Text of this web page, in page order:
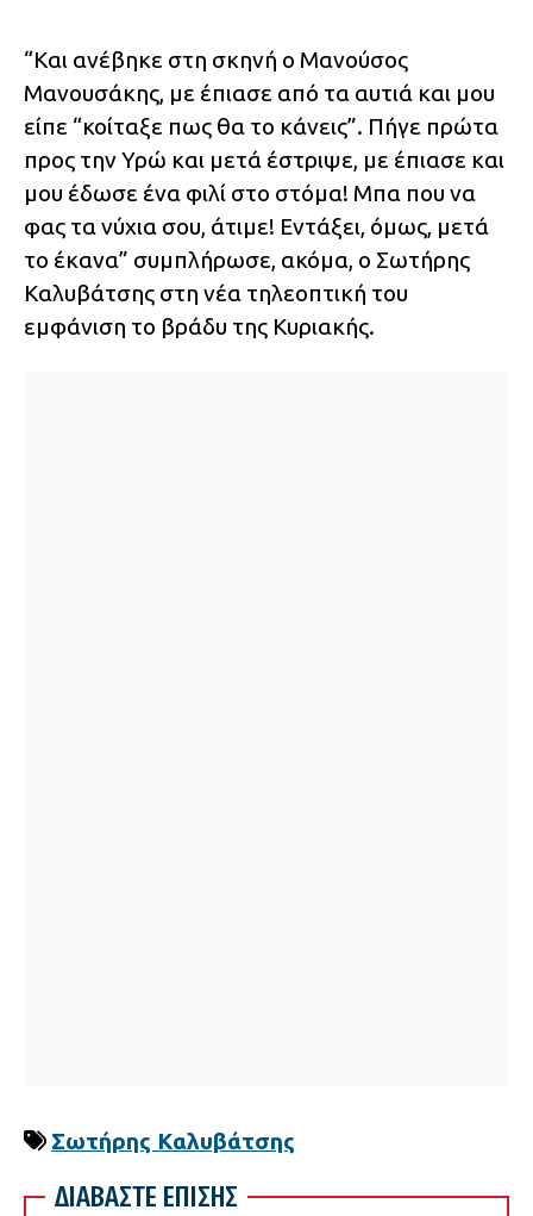
“Και ανέβηκε στη σκηνή ο Μανούσος
Μανουσάκης, με έπιασε από τα αυτιά και μου
είπε “κοίταξε πως θα το κάνεις”. Πήγε πρώτα
προς την Υρώ και μετά έστριψε, με έπιασε και
μου έδωσε ένα φιλί στο στόμα! Μπα που να
φας τα νύχια σου, άτιμε! Εντάξει, όμως, μετά
το έκανα” συμπλήρωσε, ακόμα, ο Σωτήρης
Καλυβάτσης στη νέα τηλεοπτική του
εμφάνιση το βράδυ της Κυριακής.
Σωτήρης Καλυβάτσης
ΔΙΑΒΑΣΤΕ ΕΠΙΣΗΣ